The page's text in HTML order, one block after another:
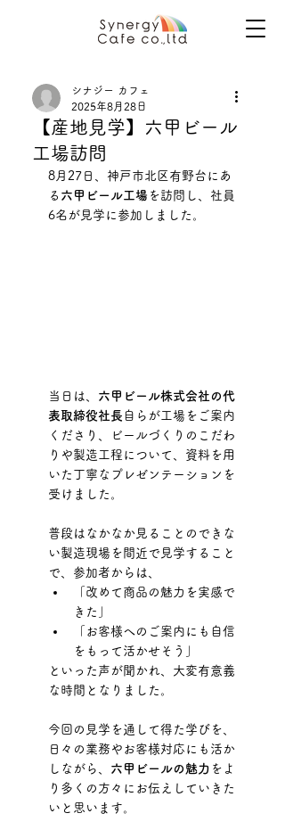
【産地見学】六甲ビール
工場訪問
シナジー カフェ
2025年8月28日
8月27日、神戸市北区有野台にあ
る 六甲ビール工場 を訪問し、社員
6名が見学に参加しました。
当日は、 六甲ビール株式会社の代
表取締役社長 自らが工場をご案内
くださり、ビールづくりのこだわ
りや製造工程について、資料を用
いた丁寧なプレゼンテーションを
受けました。
普段はなかなか見ることのできな
い製造現場を間近で見学すること
で、参加者からは、
「改めて商品の魅力を実感で
きた」
「お客様へのご案内にも自信
をもって活かせそう」
といった声が聞かれ、大変有意義
な時間となりました。
今回の見学を通して得た学びを、
日々の業務やお客様対応にも活か
しながら、 六甲ビールの魅力 をよ
り多くの方々にお伝えしていきた
いと思います。